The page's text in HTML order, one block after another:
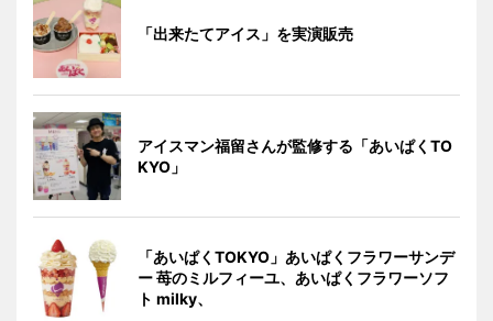
「出来たてアイス」を実演販売
アイスマン福留さんが監修する「あいぱくTO
KYO」
「あいぱくTOKYO」あいぱくフラワーサンデ
ー 苺のミルフィーユ、あいぱくフラワーソフ
ト milky、